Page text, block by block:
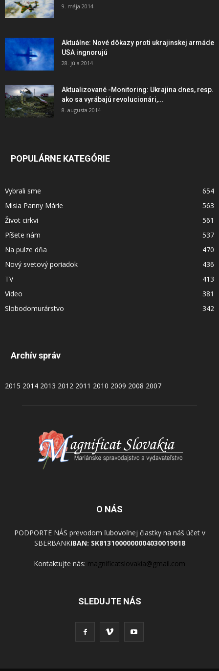
9. mája 2014
Aktuálne: Nové dôkazy proti ukrajinskej armáde
USA ingnorujú
28. júla 2014
Aktualizované -Monitoring: Ukrajina dnes, resp.
ako sa vyrábajú revolucionári,...
8. augusta 2014
POPULÁRNE KATEGÓRIE
Vybrali sme
654
Misia Panny Márie
563
Život cirkvi
561
Píšete nám
537
Na pulze dňa
470
Nový svetový poriadok
436
TV
413
Video
381
Slobodomurárstvo
342
Archív správ
2015 2014 2013 2012 2011 2010 2009 2008 2007
O NÁS
PODPORTE NÁS prevodom ľubovoľnej čiastky na náš účet v
SBERBANKIBAN: SK8131000000004030019018
Kontaktujte nás: magnificatslovakia@gmail.com
SLEDUJTE NÁS